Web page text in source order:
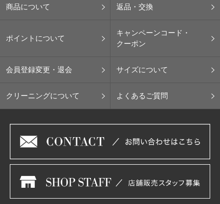
商品について 返品・交換
ポイントについて
キャンペーンコード・
クーポン
会員登録変更・退会 サイズについて
クリーニングについて よくあるご質問